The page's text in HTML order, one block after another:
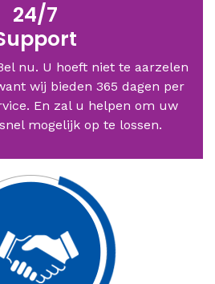
24/7
nu. U hoeft niet te aarzelen
wij bieden 365 dagen per
En zal u helpen om uw
mogelijk op te lossen.